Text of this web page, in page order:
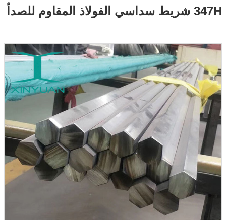
شريط سداسي الفولاذ المقاوم للصدأ
347H شريط سداسي الفولاذ المقاوم للصدأ